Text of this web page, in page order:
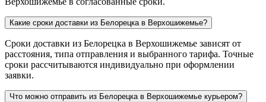
Какие сроки доставки из Белорецка в Верхошижемье?
Сроки доставки из Белорецка в Верхошижемье зависят от
расстояния, типа отправления и выбранного тарифа. Точные
сроки рассчитываются индивидуально при оформлении
заявки.
Что можно отправить из Белорецка в Верхошижемье курьером?